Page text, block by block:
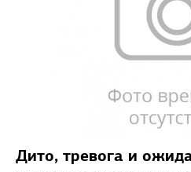
Дито, тревога и